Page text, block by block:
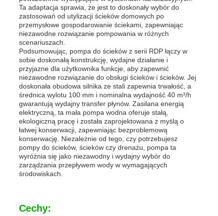
agregat prądotwórczy diesla
zestaw generatorów benzynowych
Zestaw generatora falownika
Przenośny zestaw generatora
zestaw generatorów przemysłowych
Generator otwartych ramek
Ta adaptacja sprawia, że jest to doskonały wybór do
zastosowań od utylizacji ścieków domowych po
przemysłowe gospodarowanie ściekami, zapewniając
niezawodne rozwiązanie pompowania w różnych
scenariuszach.
Podsumowując, pompa do ścieków z serii RDP łączy w
sobie doskonałą konstrukcję, wydajne działanie i
przyjazne dla użytkownika funkcje, aby zapewnić
niezawodne rozwiązanie do obsługi ścieków i ścieków. Jej
doskonała obudowa silnika ze stali zapewnia trwałość, a
średnica wylotu 100 mm i nominalna wydajność 40 m³/h
gwarantują wydajny transfer płynów. Zasilana energią
elektryczną, ta mała pompa wodna oferuje stałą,
ekologiczną pracę i została zaprojektowana z myślą o
łatwej konserwacji, zapewniając bezproblemową
konserwację. Niezależnie od tego, czy potrzebujesz
pompy do ścieków, ścieków czy drenażu, pompa ta
wyróżnia się jako niezawodny i wydajny wybór do
zarządzania przepływem wody w wymagających
środowiskach.
Cechy: